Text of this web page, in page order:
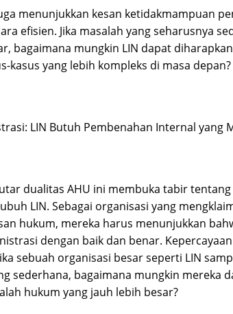
menunjukkan kesan ketidakmampuan
efisien. Jika masalah yang seharusnya
bagaimana mungkin LIN dapat
kasus yang lebih kompleks di masa depan?
LIN Butuh Pembenahan Internal yang
dualitas AHU ini membuka tabir
LIN. Sebagai organisasi yang
hukum, mereka harus menunjukkan
dengan baik dan benar.
sebuah organisasi besar seperti LIN
sederhana, bagaimana mungkin mereka
hukum yang jauh lebih besar?